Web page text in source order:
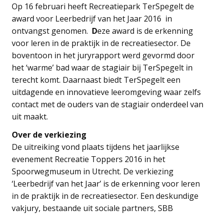
Op 16 februari heeft Recreatiepark TerSpegelt de
award voor Leerbedrijf van het Jaar 2016 in
ontvangst genomen. Deze award is de erkenning
voor leren in de praktijk in de recreatiesector. De
boventoon in het juryrapport werd gevormd door
het ‘warme’ bad waar de stagiair bij TerSpegelt in
terecht komt. Daarnaast biedt TerSpegelt een
uitdagende en innovatieve leeromgeving waar zelfs
contact met de ouders van de stagiair onderdeel van
uit maakt.
Over de verkiezing
De uitreiking vond plaats tijdens het jaarlijkse
evenement Recreatie Toppers 2016 in het
Spoorwegmuseum in Utrecht. De verkiezing
‘Leerbedrijf van het Jaar’ is de erkenning voor leren
in de praktijk in de recreatiesector. Een deskundige
vakjury, bestaande uit sociale partners, SBB